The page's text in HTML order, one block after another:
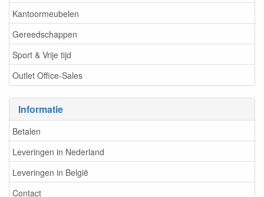
Kantoormeubelen
Gereedschappen
Sport & Vrije tijd
Outlet Office-Sales
Informatie
Betalen
Leveringen in Nederland
Leveringen in België
Contact